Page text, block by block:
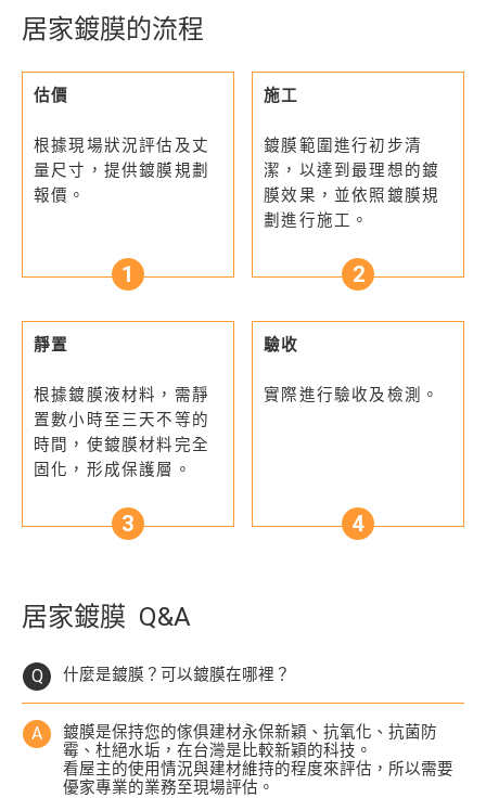
居家鍍膜的流程
估價
根據現場狀況評估及丈
量尺寸，提供鍍膜規劃
報價。
施工
鍍膜範圍進行初步清
潔，以達到最理想的鍍
膜效果，並依照鍍膜規
劃進行施工。
靜置
根據鍍膜液材料，需靜
置數小時至三天不等的
時間，使鍍膜材料完全
固化，形成保護層。
驗收
實際進行驗收及檢測。
居家鍍膜 Q&A
什麼是鍍膜？可以鍍膜在哪裡？
鍍膜是保持您的傢俱建材永保新穎、抗氧化、抗菌防
霉、杜絕水垢，在台灣是比較新穎的科技。
看屋主的使用情況與建材維持的程度來評估，所以需要
優家專業的業務至現場評估。